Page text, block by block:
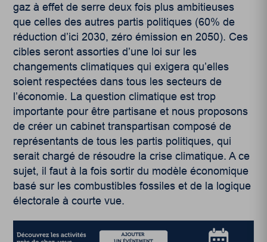
gaz à effet de serre deux fois plus ambitieuses
que celles des autres partis politiques (60% de
réduction d’ici 2030, zéro émission en 2050). Ces
cibles seront assorties d’une loi sur les
changements climatiques qui exigera qu’elles
soient respectées dans tous les secteurs de
l’économie. La question climatique est trop
importante pour être partisane et nous proposons
de créer un cabinet transpartisan composé de
représentants de tous les partis politiques, qui
serait chargé de résoudre la crise climatique. A ce
sujet, il faut à la fois sortir du modèle économique
basé sur les combustibles fossiles et de la logique
électorale à courte vue.